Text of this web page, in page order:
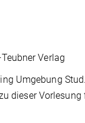
Verlag
Umgebung
dieser